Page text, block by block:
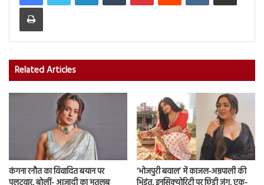
Print
Related Articles
कंगना रनौत का विवादित बयान पर
‘भोजपुरी बवाल’ में काजल-अम्रपाली की